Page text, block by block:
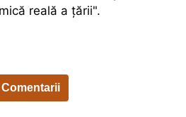
reală a țării".
Comentarii